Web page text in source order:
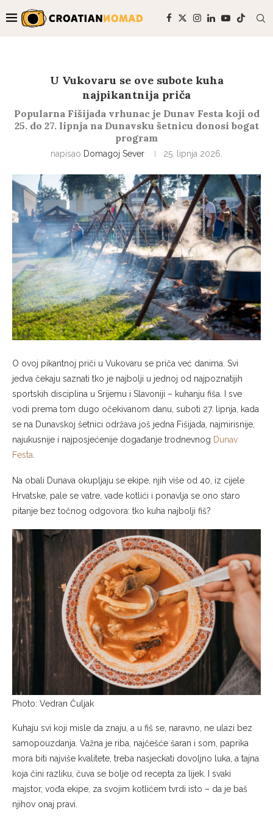
U Vukovaru se ove subote kuha
najpikantnija priča
Popularna Fišijada vrhunac je Dunav Festa koji od
25. do 27. lipnja na Dunavsku šetnicu donosi bogat
program
napisao Domagoj Sever 25. lipnja 2026.
O ovoj pikantnoj priči u Vukovaru se priča već danima. Svi
jedva čekaju saznati tko je najbolji u jednoj od najpoznatijih
sportskih disciplina u Srijemu i Slavoniji – kuhanju fiša. I sve
vodi prema tom dugo očekivanom danu, suboti 27. lipnja, kada
se na Dunavskoj šetnici održava još jedna Fišijada, najmirisnije,
najukusnije i najposjećenije događanje trodnevnog Dunav
Festa
Na obali Dunava okupljaju se ekipe, njih više od 40, iz cijele
Hrvatske, pale se vatre, vade kotlići i ponavlja se ono staro
pitanje bez točnog odgovora: tko kuha najbolji fiš?
Photo: Vedran Čuljak
Kuhaju svi koji misle da znaju, a u fiš se, naravno, ne ulazi bez
samopouzdanja. Važna je riba, najčešće šaran i som, paprika
mora biti najviše kvalitete, treba nasjeckati dovoljno luka, a tajna
koja čini razliku, čuva se bolje od recepta za lijek. I svaki
majstor, vođa ekipe, za svojim kotlićem tvrdi isto – da je baš
njihov onaj pravi.